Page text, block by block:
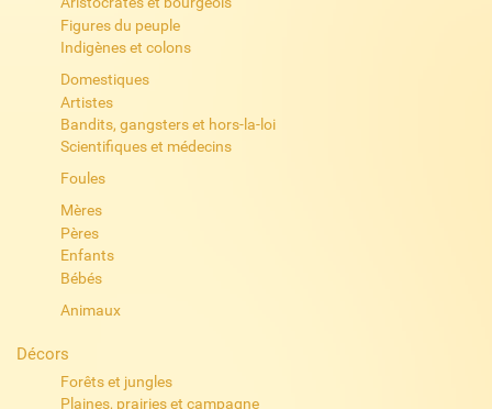
Figures du peuple
Indigènes et colons
Domestiques
Artistes
Bandits, gangsters et hors-la-loi
Scientifiques et médecins
Foules
Mères
Pères
Enfants
Bébés
Animaux
Décors
Forêts et jungles
Plaines, prairies et campagne